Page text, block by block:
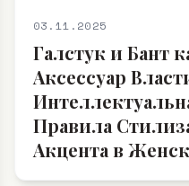
03.11.2025
Галстук и Бант
Аксессуар
Правила
Акцента в